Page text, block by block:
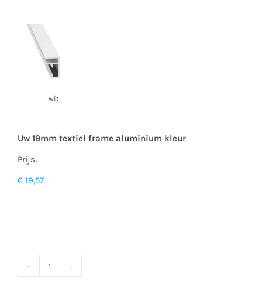
wit
Uw 19mm textiel frame aluminium kleur
Prijs:
€ 19,57